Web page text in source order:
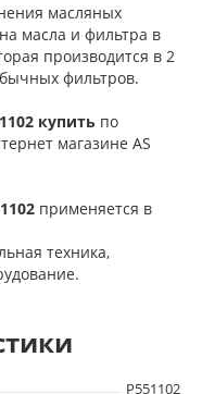
масляных
масла и фильтра в
производится в 2
фильтров.
купить по
магазине AS
применяется в
техника,
P551102